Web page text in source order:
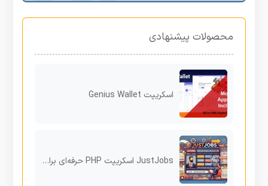
محصولات پیشنهادی
اسکریپت Genius Wallet
JustJobs اسکریپت PHP حرفه‌ای برای راه‌اندازی پلتفرم کاریابی و استخدام آنلاین